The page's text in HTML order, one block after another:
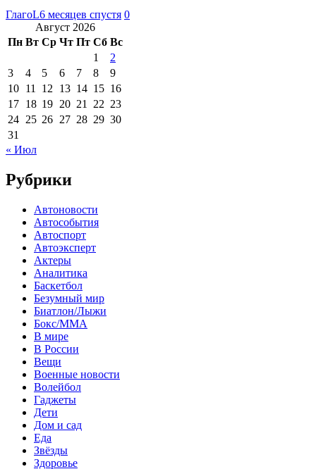
ГлагоL6 месяцев спустя 0
Август 2026
Пн Вт Ср Чт Пт Сб Вс
1
2
3
4 5 6 7 8
9
10 11 12 13 14 15 16
17 18 19 20 21 22 23
24 25 26 27 28 29 30
31
« Июл
Рубрики
Автоновости
Автособытия
Автоспорт
Автоэксперт
Актеры
Аналитика
Баскетбол
Безумный мир
Биатлон/Лыжи
Бокс/MMA
В мире
В России
Вещи
Военные новости
Волейбол
Гаджеты
Дети
Дом и сад
Еда
Звёзды
Здоровье